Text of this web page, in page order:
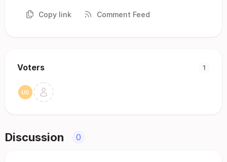
Copy link Comment Feed
Voters 1
Discussion 0